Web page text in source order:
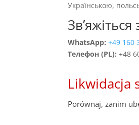
Українською,
WhatsApp: +49 160
Телефон (PL): +48
Likwidacja
Porównaj, zanim